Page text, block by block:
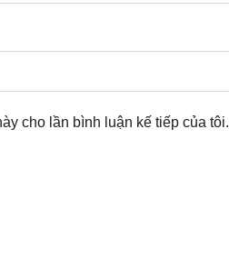
cho lần bình luận kế tiếp của tôi.